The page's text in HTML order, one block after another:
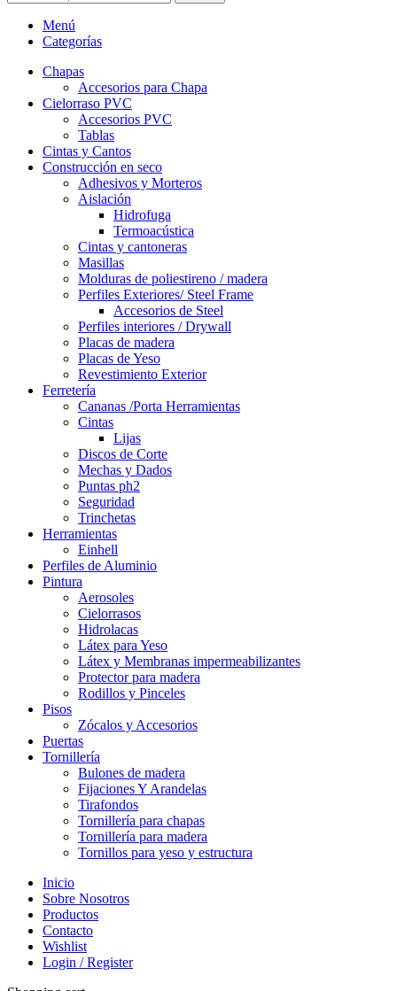
Menú
Categorías
Chapas
Accesorios para Chapa
Cielorraso PVC
Accesorios PVC
Tablas
Cintas y Cantos
Construcción en seco
Adhesivos y Morteros
Aislación
Hidrofuga
Termoacústica
Cintas y cantoneras
Masillas
Molduras de poliestireno / madera
Perfiles Exteriores/ Steel Frame
Accesorios de Steel
Perfiles interiores / Drywall
Placas de madera
Placas de Yeso
Revestimiento Exterior
Ferretería
Cananas /Porta Herramientas
Cintas
Lijas
Discos de Corte
Mechas y Dados
Puntas ph2
Seguridad
Trinchetas
Herramientas
Einhell
Perfiles de Aluminio
Pintura
Aerosoles
Cielorrasos
Hidrolacas
Látex para Yeso
Látex y Membranas impermeabilizantes
Protector para madera
Rodillos y Pinceles
Pisos
Zócalos y Accesorios
Puertas
Tornillería
Bulones de madera
Fijaciones Y Arandelas
Tirafondos
Tornillería para chapas
Tornillería para madera
Tornillos para yeso y estructura
Inicio
Sobre Nosotros
Productos
Contacto
Wishlist
Login / Register